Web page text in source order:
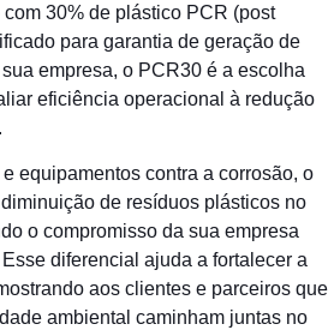
30% de plástico PCR (post
para garantia de geração de
empresa, o PCR30 é a escolha
eficiência operacional à redução
equipamentos contra a corrosão, o
de resíduos plásticos no
o compromisso da sua empresa
diferencial ajuda a fortalecer a
aos clientes e parceiros que
ambiental caminham juntas no